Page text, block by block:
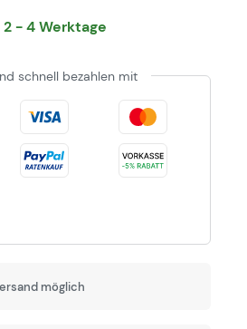
- 4 Werktage
schnell bezahlen mit
möglich